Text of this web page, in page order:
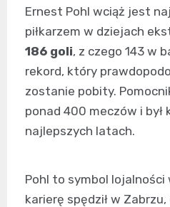
Ernest Pohl wciąż jest
piłkarzem w dziejach
186 goli, z czego 143 w
rekord, który
zostanie pobity.
ponad 400 meczów i
najlepszych latach.
Pohl to symbol lojalności
karierę spędził w